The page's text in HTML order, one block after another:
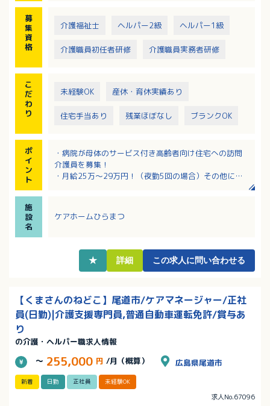
募
集
資
格
介護福祉士 ヘルパー2級 ヘルパー1級
介護職員初任者研修 介護職員実務者研修
こ
だ
わ
り
未経験OK 産休・育休実績あり
住宅手当あり 残業ほぼなし ブランクOK
ポ
イ
ン
ト
・病院が母体のサービス付き高齢者向け住宅への訪問
介護員を募集！
・月給25万～29万円！（夜勤5回の場合）その他にも
・市内中心部でアクセスも良好！バスでも電車でも通
勤可！
施
設
名
ケアホームひらまつ
★ 詳細 この求人に問い合わせる
【くまさんのねどこ】尾道市/ケアマネージャー/正社
員(日勤)|介護支援専門員,普通自動車運転免許/賞与あ
り
の介護・ヘルパー職求人情報
～ 255,000 円 /月（概算） 広島県尾道市
新着 日勤 正社員 未経験OK
求人No.67096